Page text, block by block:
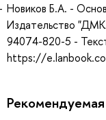
Новиков Б.А. -
Издательство
94074-820-5 -
https://